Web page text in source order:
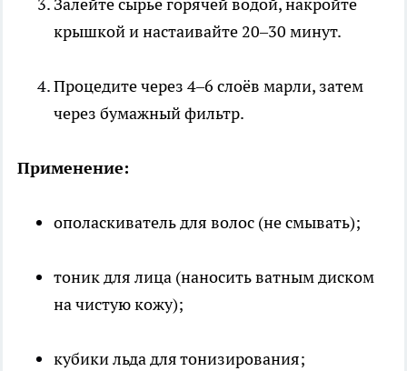
Залейте сырьё горячей водой, накройте
крышкой и настаивайте 20–30 минут.
Процедите через 4–6 слоёв марли, затем
через бумажный фильтр.
Применение:
ополаскиватель для волос (не смывать);
тоник для лица (наносить ватным диском
на чистую кожу);
кубики льда для тонизирования;